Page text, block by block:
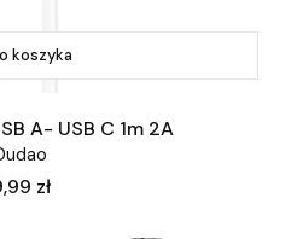
koszyka
A- USB C 1m 2A
zł